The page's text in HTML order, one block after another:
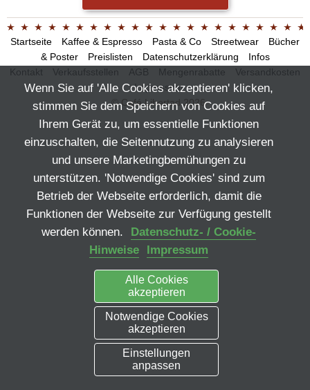
Startseite Kaffee & Espresso Pasta & Co Streetwear
Bücher
& Poster
Preislisten Datenschutzerklärung
Infos
Kontakt
Verkaufsstellen AGB Mengenrabatte
Versandkosten
Impressum
© Café Libertad 2026
Wenn Sie auf 'Alle Cookies akzeptieren' klicken,
stimmen Sie dem Speichern von Cookies auf
Ihrem Gerät zu, um essentielle Funktionen
einzuschalten, die Seitennutzung zu analysieren
und unsere Marketingbemühungen zu
unterstützen. 'Notwendige Cookies' sind zum
Betrieb der Webseite erforderlich, damit die
Funktionen der Webseite zur Verfügung gestellt
werden können.
Datenschutz- / Cookie-
Hinweise
Impressum
Alle Cookies
akzeptieren
Notwendige Cookies
akzeptieren
Einstellungen
anpassen